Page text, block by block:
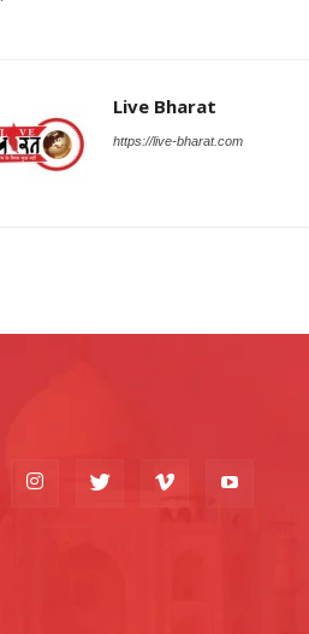
Live Bharat
https://live-bharat.com